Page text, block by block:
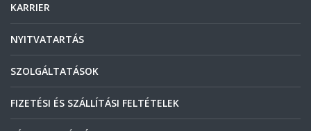
KARRIER
NYITVATARTÁS
SZOLGÁLTATÁSOK
FIZETÉSI ÉS SZÁLLÍTÁSI FELTÉTELEK